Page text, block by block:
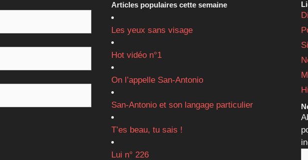
Articles populaires cette semaine
Les yeux sans visage
Hot vidéo n°1
On l’appelle San-Antonio
San-Antonio et son langage particulier
T’es beau, tu sais !
Lui n° 226